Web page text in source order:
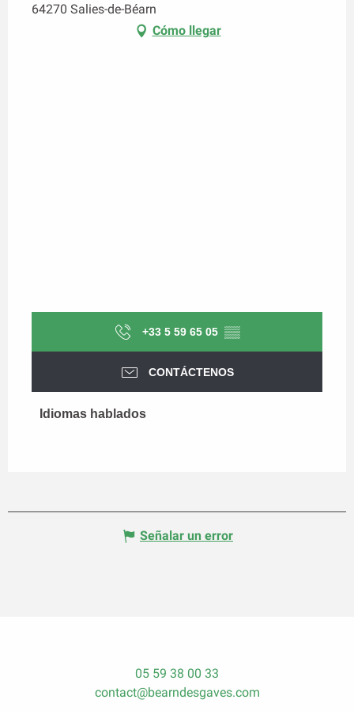
64270 Salies-de-Béarn
Cómo llegar
+33 5 59 65 05 ▒▒
CONTÁCTENOS
Idiomas hablados
Idiomas hablados
Señalar un error
05 59 38 00 33
contact@bearndesgaves.com